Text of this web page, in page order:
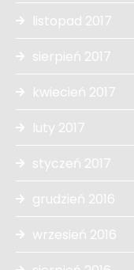
listopad 2017
sierpień 2017
kwiecień 2017
luty 2017
styczeń 2017
grudzień 2016
wrzesień 2016